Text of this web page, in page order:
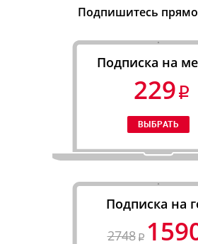
Подпишитесь прямо
Подписка на
229
Подписка на
2748